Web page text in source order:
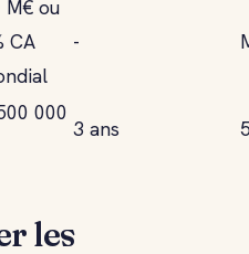
M€ ou
CA
-
000
3 ans
les